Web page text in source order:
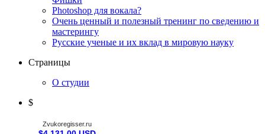
Photoshop для вокала?
Очень ценный и полезный тренинг по сведению и
мастерингу
Русские ученые и их вклад в мировую науку
Страницы
О студии
$
Zvukoregisser.ru